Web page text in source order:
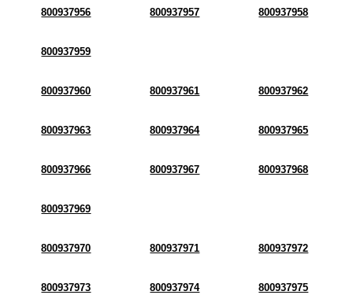
800937956 800937957 800937958
800937959
800937960 800937961 800937962
800937963 800937964 800937965
800937966 800937967 800937968
800937969
800937970 800937971 800937972
800937973 800937974 800937975